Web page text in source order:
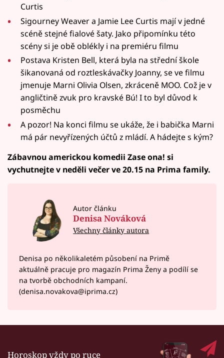
Curtis
Sigourney Weaver a Jamie Lee Curtis mají v jedné
scéně stejné fialové šaty. Jako připomínku této
scény si je obě oblékly i na premiéru filmu
Postava Kristen Bell, která byla na střední škole
šikanovaná od roztleskávačky Joanny, se ve filmu
jmenuje Marni Olivia Olsen, zkráceně MOO. Což je v
angličtině zvuk pro kravské Bú! I to byl důvod k
posměchu
A pozor! Na konci filmu se ukáže, že i babička Marni
má pár nevyřízených účtů z mládí. A hádejte s kým?
Zábavnou americkou komedii Zase ona! si
vychutnejte v neděli večer ve 20.15 na Prima family.
Autor článku
Denisa Nováková
Všechny články autora
Denisa po několikaletém působení na Primě
aktuálně pracuje pro magazín Prima Ženy a podílí se
na tvorbě obchodních kampaní.
(denisa.novakova@iprima.cz)
Horoskop vždy po ruce